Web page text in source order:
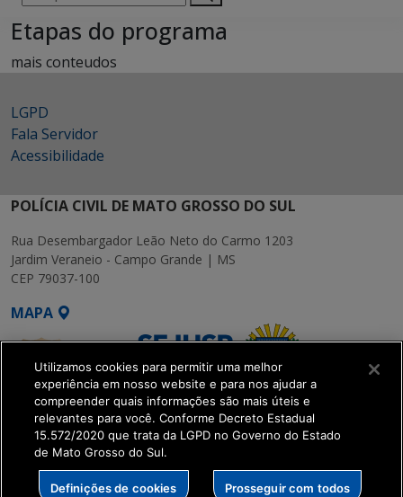
por:
Etapas do programa
mais conteudos
LGPD
Fala Servidor
Acessibilidade
POLÍCIA CIVIL DE MATO GROSSO DO SUL
Rua Desembargador Leão Neto do Carmo 1203
Jardim Veraneio - Campo Grande | MS
CEP 79037-100
MAPA
SETDIG | Secretaria-
Executiva de
Transformação Digital
Utilizamos cookies para permitir uma melhor
experiência em nosso website e para nos ajudar a
compreender quais informações são mais úteis e
relevantes para você. Conforme Decreto Estadual
15.572/2020 que trata da LGPD no Governo do Estado
de Mato Grosso do Sul.
Definições de cookies Prosseguir com todos